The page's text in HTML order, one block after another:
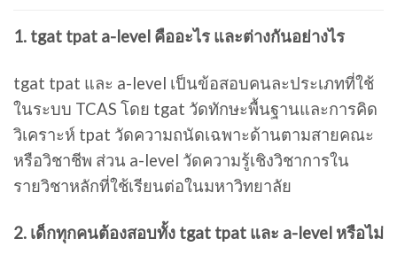
1. tgat tpat a-level คืออะไร และต่างกันอย่างไร
tgat tpat และ a-level เป็นข้อสอบคนละประเภทที่ใช้
ในระบบ TCAS โดย tgat วัดทักษะพื้นฐานและการคิด
วิเคราะห์ tpat วัดความถนัดเฉพาะด้านตามสายคณะ
หรือวิชาชีพ ส่วน a-level วัดความรู้เชิงวิชาการใน
รายวิชาหลักที่ใช้เรียนต่อในมหาวิทยาลัย
2. เด็กทุกคนต้องสอบทั้ง tgat tpat และ a-level หรือไม่